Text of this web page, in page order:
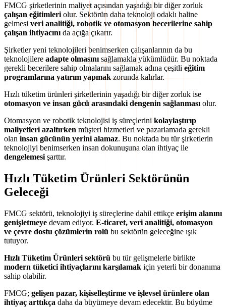
FMCG şirketlerinin maliyet açısından yaşadığı bir diğer zorluk
çalışan eğitimleri olur. Sektörün daha teknoloji odaklı haline
gelmesi veri analitiği, robotik ve otomasyon becerilerine sahip
çalışan ihtiyacını da açığa çıkarır.
Şirketler yeni teknolojileri benimserken çalışanlarının da bu
teknolojilere adapte olmasını sağlamakla yükümlüdür. Bu noktada
gerekli becerilere sahip olmalarını sağlamak adına çeşitli eğitim
programlarına yatırım yapmakzorunda kalırlar.
Hızlı tüketim ürünleri şirketlerinin yaşadığı bir diğer zorluk ise
otomasyon ve insan gücü arasındaki dengenin sağlanması olur.
Otomasyon ve robotik teknolojisi iş süreçlerini kolaylaştırıp
maliyetleri azaltırken müşteri hizmetleri ve pazarlamada gerekli
olan insan gücünün yerini alamaz. Bu noktada bu tür şirketlerin
teknolojiyi benimserken insan dokunuşuna olan ihtiyaç ile
dengelemesi şarttır.
Hızlı Tüketim Ürünleri Sektörünün
Geleceği
FMCG sektörü, teknolojiyi iş süreçlerine dahil ettikçe erişim alanını
genişletmeye devam ediyor. E-ticaret, veri analitiği, otomasyon
ve çevre dostu çözümlerin rolü bu sektörün geleceğine ışık
tutuyor.
Hızlı Tüketim Ürünleri sektörü bu tür gelişmelerle birlikte
modern tüketici ihtiyaçlarını karşılamak için yeterli bir donanıma
sahip olabilir.
FMCG; gelişen pazar, kişiselleştirme ve işlevsel ürünlere olan
ihtiyaç arttıkça daha da büyümeye devam edecektir. Bu büyüme